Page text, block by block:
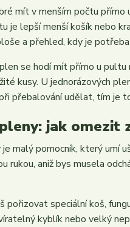
mít v menším počtu
je lepší menší košík nebo
a přehled, kdy je
se hodí mít přímo u pultu
kusy. U jednorázových
přebalování udělat, tím je
jak omezit
je malý pomocník, který umí
rukou, aniž bys musela
pořizovat speciální koš,
kyblík nebo velký